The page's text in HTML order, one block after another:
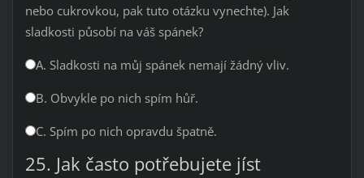
nebo cukrovkou, pak tuto otázku vynechte). Jak
sladkosti působí na váš spánek?
A. Sladkosti na můj spánek nemají žádný vliv.
B. Obvykle po nich spím hůř.
C. Spím po nich opravdu špatně.
25. Jak často potřebujete jíst